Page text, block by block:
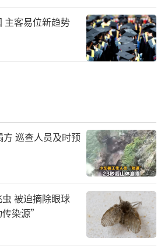
主客易位新趋势
巡查人员及时预
被迫摘除眼球
染源”